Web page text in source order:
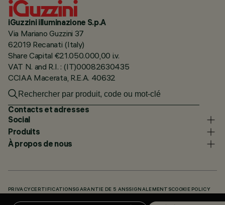
iGuzzini illuminazione S.p.A
Via Mariano Guzzini 37
62019 Recanati (Italy)
Share Capital €21.050.000,00 i.v.
VAT N. and R.I. : (IT)00082630435
CCIAA Macerata, R.E.A. 40632
Contacts et adresses
Social
Produits
À propos de nous
PRIVACY CERTIFICATIONSGARANTIE DE 5 ANSSIGNALEMENTSCOOKIE POLICY